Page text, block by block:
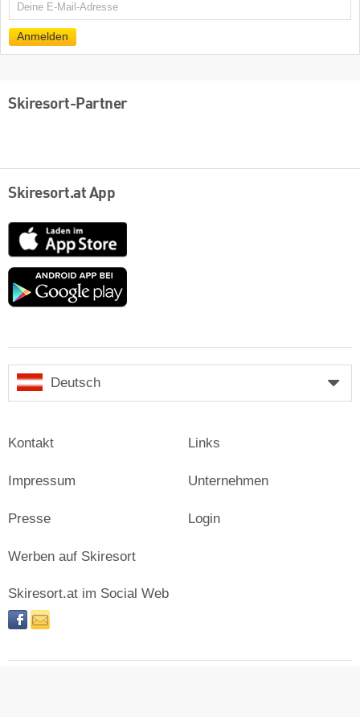
E-
Anmelden
Skiresort-Partner
Skiresort.at App
App
Store
Google
Deutsch
Kontakt
Impressum
Presse
Links
Unternehmen
Login
Werben auf Skiresort
Skiresort.at im Social Web
facebooknewsletter